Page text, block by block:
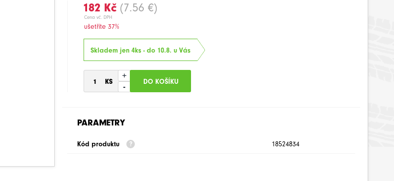
182 Kč (7.56 €)
Cena vč. DPH
ušetříte 37%
Skladem jen 4ks - do 10.8. u Vás
+
-
PARAMETRY
Kód produktu 18524834